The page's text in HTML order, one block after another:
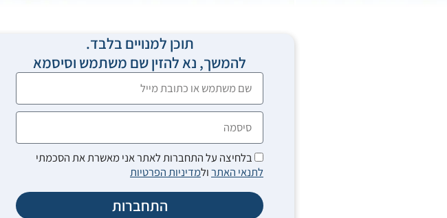
תוכן למנויים בלבד.
להמשך, נא להזין שם משתמש וסיסמא
בלחיצה על התחברות לאתר אני מאשרת את הסכמתי
לתנאי האתרולמדיניות הפרטיות
התחברות